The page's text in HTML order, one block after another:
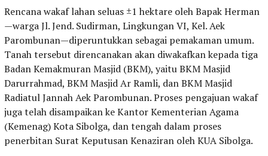
Rencana wakaf lahan seluas ±1 hektare oleh Bapak Herman
—warga Jl. Jend. Sudirman, Lingkungan VI, Kel. Aek
Parombunan—diperuntukkan sebagai pemakaman umum.
Tanah tersebut direncanakan akan diwakafkan kepada tiga
Badan Kemakmuran Masjid (BKM), yaitu BKM Masjid
Darurrahmad, BKM Masjid Ar Ramli, dan BKM Masjid
Radiatul Jannah Aek Parombunan. Proses pengajuan wakaf
juga telah disampaikan ke Kantor Kementerian Agama
(Kemenag) Kota Sibolga, dan tengah dalam proses
penerbitan Surat Keputusan Kenaziran oleh KUA Sibolga.